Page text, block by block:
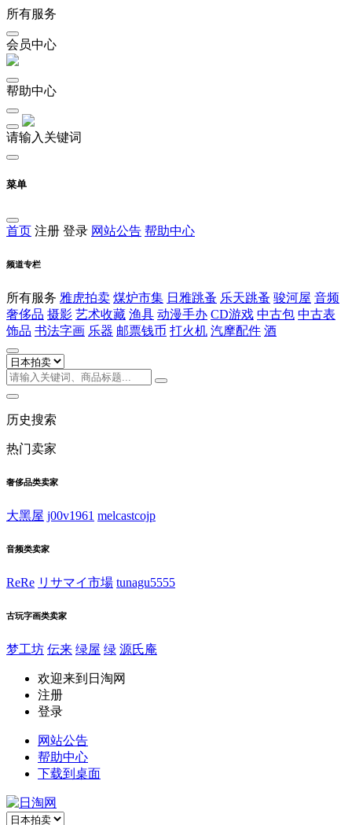
所有服务
会员中心
帮助中心
请输入关键词
菜单
首页 注册 登录 网站公告 帮助中心
频道专栏
所有服务 雅虎拍卖 煤炉市集 日雅跳蚤 乐天跳蚤 骏河屋 音频
奢侈品 摄影 艺术收藏 渔具 动漫手办 CD游戏 中古包 中古表
饰品 书法字画 乐器 邮票钱币 打火机 汽摩配件 酒
历史搜索
热门卖家
奢侈品类卖家
大黑屋 j00v1961 melcastcojp
音频类卖家
ReRe リサマイ市場 tunagu5555
古玩字画类卖家
梦工坊 伝来 绿屋 绿 源氏庵
欢迎来到日淘网
注册
登录
网站公告
帮助中心
下载到桌面